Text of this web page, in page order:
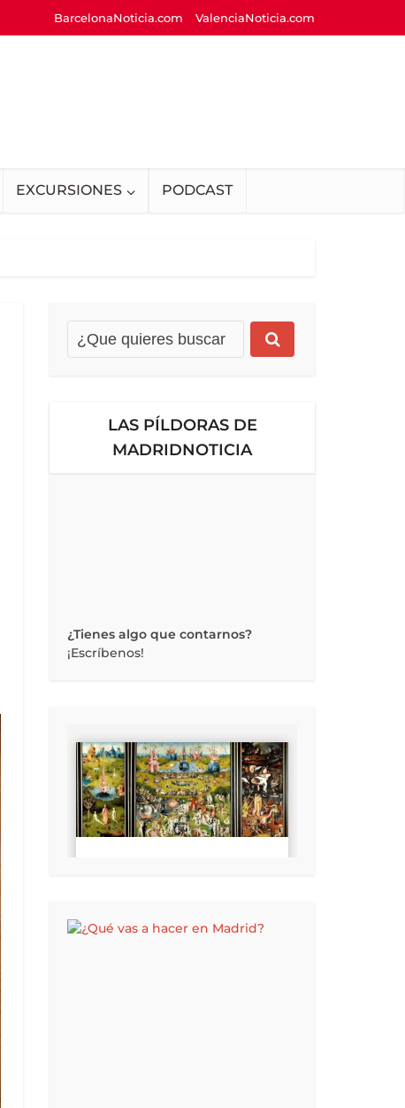
BarcelonaNoticia.com ValenciaNoticia.com
EXCURSIONES PODCAST
LAS PÍLDORAS DE
MADRIDNOTICIA
¿Tienes algo que contarnos?
¡Escríbenos!